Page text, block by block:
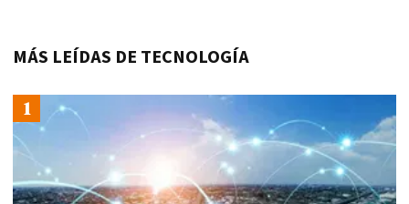
MÁS LEÍDAS DE TECNOLOGÍA